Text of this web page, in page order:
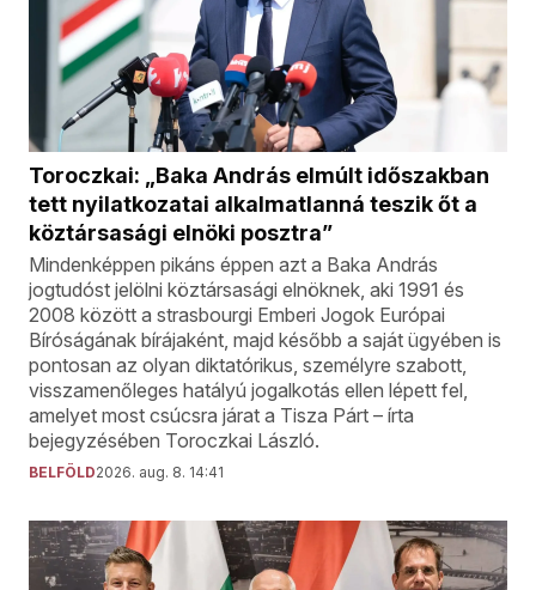
Toroczkai: „Baka András elmúlt időszakban
tett nyilatkozatai alkalmatlanná teszik őt a
köztársasági elnöki posztra”
Mindenképpen pikáns éppen azt a Baka András
jogtudóst jelölni köztársasági elnöknek, aki 1991 és
2008 között a strasbourgi Emberi Jogok Európai
Bíróságának bírájaként, majd később a saját ügyében is
pontosan az olyan diktatórikus, személyre szabott,
visszamenőleges hatályú jogalkotás ellen lépett fel,
amelyet most csúcsra járat a Tisza Párt – írta
bejegyzésében Toroczkai László.
BELFÖLD2026. aug. 8. 14:41